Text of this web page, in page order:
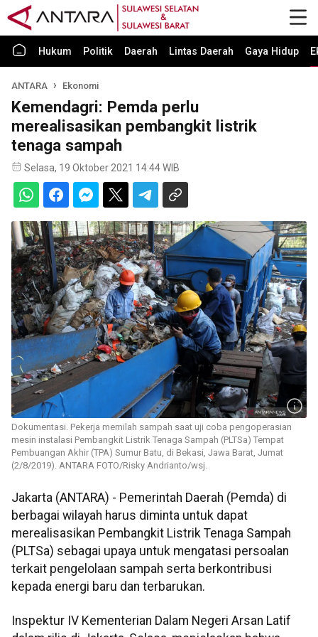
Hukum Politik Daerah Lintas Daerah Gaya Hidup
ANTARA Ekonomi
Kemendagri: Pemda perlu
merealisasikan pembangkit listrik
tenaga sampah
Selasa, 19 Oktober 2021 14:44 WIB
Dokumentasi. Pekerja memilah sampah saat uji coba pengoperasian
mesin instalasi Pembangkit Listrik Tenaga Sampah (PLTSa) Tempat
Pembuangan Akhir (TPA) Sumur Batu, di Bekasi, Jawa Barat, Jumat
(2/8/2019). ANTARA FOTO/Risky Andrianto/wsj.
Jakarta (ANTARA) - Pemerintah Daerah (Pemda) di
berbagai wilayah harus diminta untuk dapat
merealisasikan Pembangkit Listrik Tenaga Sampah
(PLTSa) sebagai upaya untuk mengatasi persoalan
terkait pengelolaan sampah serta berkontribusi
kepada energi baru dan terbarukan.
Inspektur IV Kementerian Dalam Negeri Arsan Latif